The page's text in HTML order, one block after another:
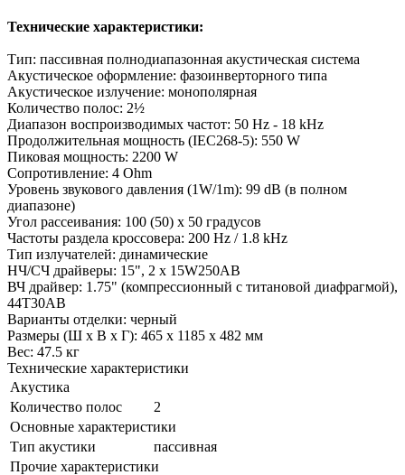
Технические характеристики:
Тип: пассивная полнодиапазонная акустическая система
Акустическое оформление: фазоинверторного типа
Акустическое излучение: монополярная
Количество полос: 2½
Диапазон воспроизводимых частот: 50 Hz - 18 kHz
Продолжительная мощность (IEC268-5): 550 W
Пиковая мощность: 2200 W
Сопротивление: 4 Ohm
Уровень звукового давления (1W/1m): 99 dB (в полном
диапазоне)
Угол рассеивания: 100 (50) х 50 градусов
Частоты раздела кроссовера: 200 Hz / 1.8 kHz
Тип излучателей: динамические
НЧ/СЧ драйверы: 15", 2 х 15W250AB
ВЧ драйвер: 1.75" (компрессионный с титановой диафрагмой),
44T30AB
Варианты отделки: черный
Размеры (Ш х В х Г): 465 х 1185 х 482 мм
Вес: 47.5 кг
Технические характеристики
Акустика
Количество полос
2
Основные характеристики
Тип акустики
пассивная
Прочие характеристики